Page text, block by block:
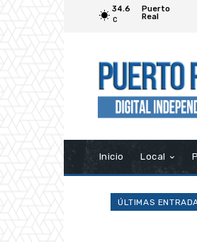
34.6
C
Puerto
Real
Inicio Local
ÚLTIMAS